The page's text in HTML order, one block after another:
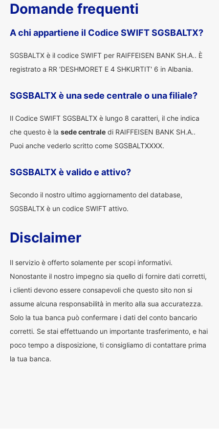
Domande frequenti
A chi appartiene il Codice SWIFT SGSBALTX?
SGSBALTX è il codice SWIFT per RAIFFEISEN BANK SH.A.. È
registrato a RR 'DESHMORET E 4 SHKURTIT' 6 in Albania.
SGSBALTX è una sede centrale o una filiale?
Il Codice SWIFT SGSBALTX è lungo 8 caratteri, il che indica
che questo è la sede centrale di RAIFFEISEN BANK SH.A..
Puoi anche vederlo scritto come SGSBALTXXXX.
SGSBALTX è valido e attivo?
Secondo il nostro ultimo aggiornamento del database,
SGSBALTX è un codice SWIFT attivo.
Disclaimer
Il servizio è offerto solamente per scopi informativi.
Nonostante il nostro impegno sia quello di fornire dati corretti,
i clienti devono essere consapevoli che questo sito non si
assume alcuna responsabilità in merito alla sua accuratezza.
Solo la tua banca può confermare i dati del conto bancario
corretti. Se stai effettuando un importante trasferimento, e hai
poco tempo a disposizione, ti consigliamo di contattare prima
la tua banca.